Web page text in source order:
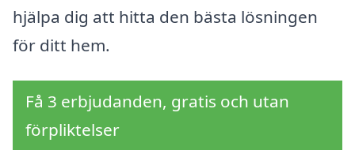
hjälpa dig att hitta den bästa lösningen
för ditt hem.
Få 3 erbjudanden, gratis och utan
förpliktelser